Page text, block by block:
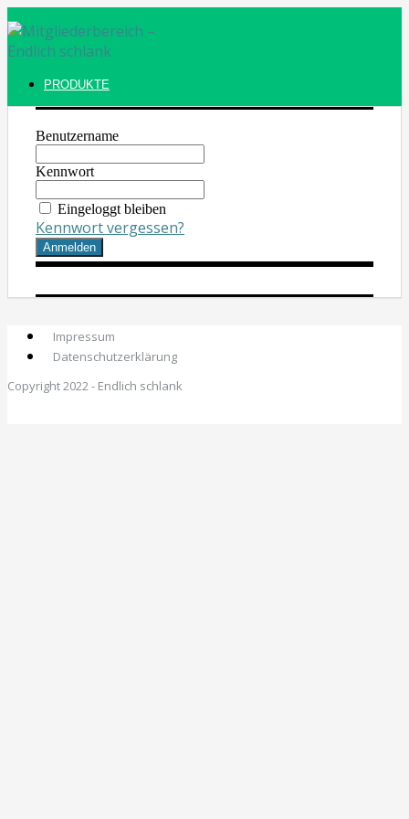
PRODUKTE
Benutzername
Kennwort
Eingeloggt bleiben
Kennwort vergessen?
Impressum
Datenschutzerklärung
Copyright 2022 - Endlich schlank